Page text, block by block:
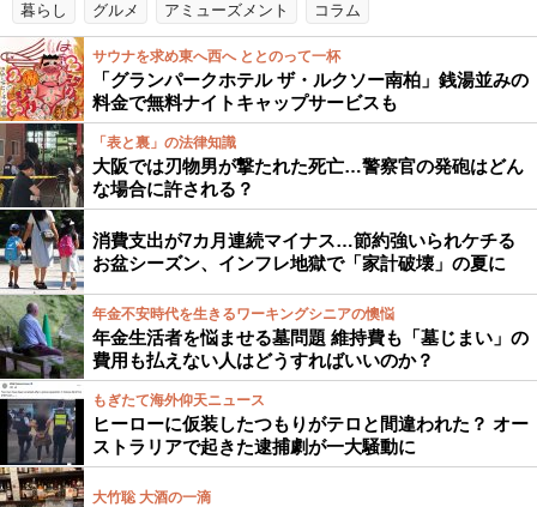
暮らし グルメ アミューズメント コラム
サウナを求め東へ西へ ととのって一杯
「グランパークホテル ザ・ルクソー南柏」銭湯並みの
料金で無料ナイトキャップサービスも
「表と裏」の法律知識
大阪では刃物男が撃たれた死亡…警察官の発砲はどん
な場合に許される？
消費支出が7カ月連続マイナス…節約強いられケチる
お盆シーズン、インフレ地獄で「家計破壊」の夏に
年金不安時代を生きるワーキングシニアの懊悩
年金生活者を悩ませる墓問題 維持費も「墓じまい」の
費用も払えない人はどうすればいいのか？
もぎたて海外仰天ニュース
ヒーローに仮装したつもりがテロと間違われた？ オー
ストラリアで起きた逮捕劇が一大騒動に
大竹聡 大酒の一滴